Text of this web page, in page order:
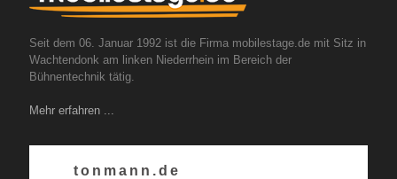
Seit dem 06. Januar 1992 ist die Firma mobilestage.de mit Sitz in
Wachtendonk am linken Niederrhein im Bereich der
Bühnentechnik tätig.
Mehr erfahren ...
tonmann.de